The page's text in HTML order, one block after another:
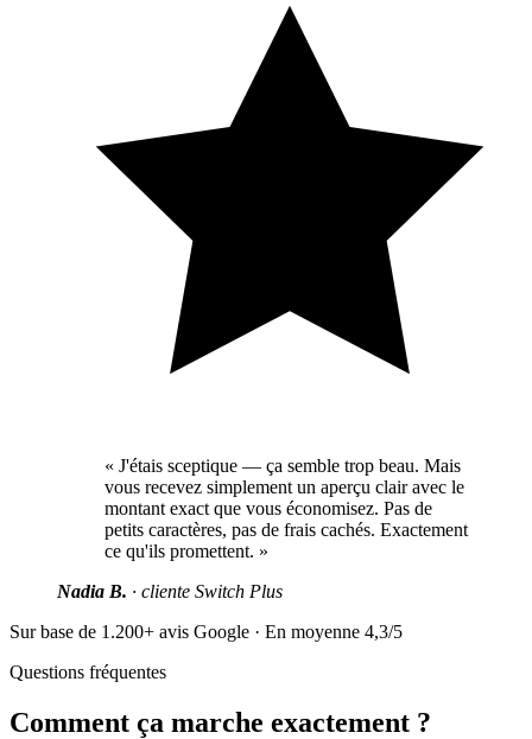
« J'étais sceptique — ça semble trop beau. Mais
vous recevez simplement un aperçu clair avec le
montant exact que vous économisez. Pas de
petits caractères, pas de frais cachés. Exactement
ce qu'ils promettent. »
Nadia B. · cliente Switch Plus
Sur base de 1.200+ avis Google · En moyenne 4,3/5
Questions fréquentes
Comment ça marche exactement ?